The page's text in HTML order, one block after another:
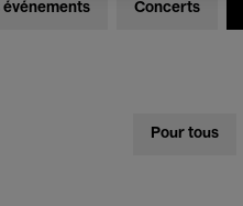
événements Concerts
Pour tous